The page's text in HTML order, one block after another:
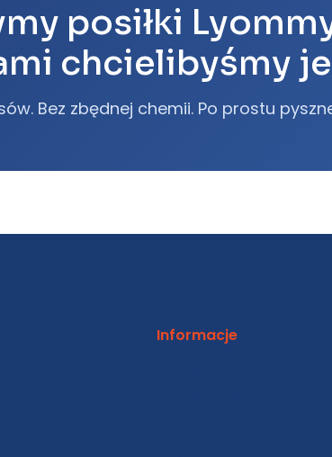
posiłki
chcielibyśmy
Bez zbędnej chemii. Po prostu
Informacje